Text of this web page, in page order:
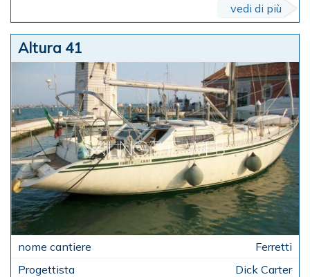
vedi di più
Altura 41
Ferretti
Dick Carter